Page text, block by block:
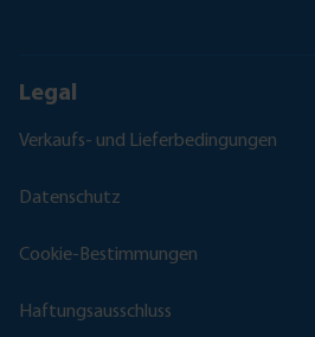
Legal
Verkaufs- und Lieferbedingungen
Datenschutz
Cookie-Bestimmungen
Haftungsausschluss